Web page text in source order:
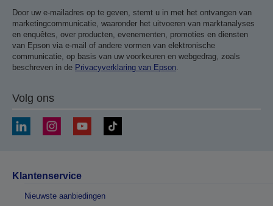
Door uw e-mailadres op te geven, stemt u in met het ontvangen van
marketingcommunicatie, waaronder het uitvoeren van marktanalyses
en enquêtes, over producten, evenementen, promoties en diensten
van Epson via e-mail of andere vormen van elektronische
communicatie, op basis van uw voorkeuren en webgedrag, zoals
beschreven in de Privacyverklaring van Epson.
Volg ons
Klantenservice
Nieuwste aanbiedingen